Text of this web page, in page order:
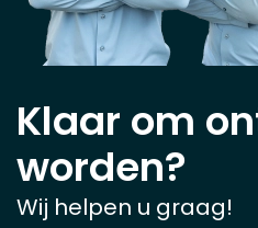
Klaar om
worden?
Wij helpen u graag!